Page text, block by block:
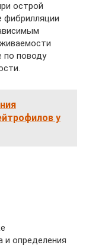
острой
фибрилляции
по поводу
у
и определения